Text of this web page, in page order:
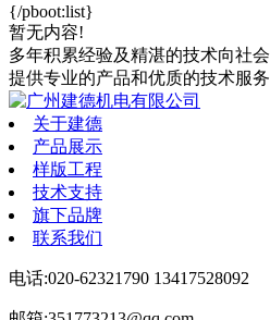
{/pboot:list}
暂无内容!
多年积累经验及精湛的技术向社会
提供专业的产品和优质的技术服务
关于建德
产品展示
样版工程
技术支持
旗下品牌
联系我们
电话:020-62321790 13417528092